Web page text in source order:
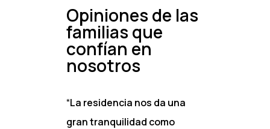
Opiniones de las
familias que
confían en
nosotros
“La residencia nos da una
gran tranquilidad como